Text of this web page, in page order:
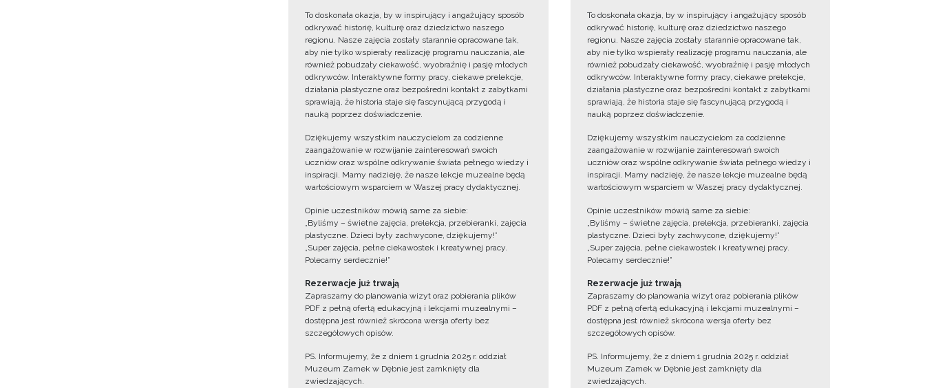
To doskonała okazja, by w inspirujący i angażujący sposób
odkrywać historię, kulturę oraz dziedzictwo naszego
regionu. Nasze zajęcia zostały starannie opracowane tak,
aby nie tylko wspierały realizację programu nauczania, ale
również pobudzały ciekawość, wyobraźnię i pasję młodych
odkrywców. Interaktywne formy pracy, ciekawe prelekcje,
działania plastyczne oraz bezpośredni kontakt z zabytkami
sprawiają, że historia staje się fascynującą przygodą i
nauką poprzez doświadczenie.
Dziękujemy wszystkim nauczycielom za codzienne
zaangażowanie w rozwijanie zainteresowań swoich
uczniów oraz wspólne odkrywanie świata pełnego wiedzy i
inspiracji. Mamy nadzieję, że nasze lekcje muzealne będą
wartościowym wsparciem w Waszej pracy dydaktycznej.
Opinie uczestników mówią same za siebie:
„Byliśmy – świetne zajęcia, prelekcja, przebieranki, zajęcia
plastyczne. Dzieci były zachwycone, dziękujemy!”
„Super zajęcia, pełne ciekawostek i kreatywnej pracy.
Polecamy serdecznie!”
Rezerwacje już trwają
Zapraszamy do planowania wizyt oraz pobierania plików
PDF z pełną ofertą edukacyjną i lekcjami muzealnymi –
dostępna jest również skrócona wersja oferty bez
szczegółowych opisów.
PS. Informujemy, że z dniem 1 grudnia 2025 r. oddział
Muzeum Zamek w Dębnie jest zamknięty dla
zwiedzających.
To doskonała okazja, by w inspirujący i angażujący sposób
odkrywać historię, kulturę oraz dziedzictwo naszego
regionu. Nasze zajęcia zostały starannie opracowane tak,
aby nie tylko wspierały realizację programu nauczania, ale
również pobudzały ciekawość, wyobraźnię i pasję młodych
odkrywców. Interaktywne formy pracy, ciekawe prelekcje,
działania plastyczne oraz bezpośredni kontakt z zabytkami
sprawiają, że historia staje się fascynującą przygodą i
nauką poprzez doświadczenie.
Dziękujemy wszystkim nauczycielom za codzienne
zaangażowanie w rozwijanie zainteresowań swoich
uczniów oraz wspólne odkrywanie świata pełnego wiedzy i
inspiracji. Mamy nadzieję, że nasze lekcje muzealne będą
wartościowym wsparciem w Waszej pracy dydaktycznej.
Opinie uczestników mówią same za siebie:
„Byliśmy – świetne zajęcia, prelekcja, przebieranki, zajęcia
plastyczne. Dzieci były zachwycone, dziękujemy!”
„Super zajęcia, pełne ciekawostek i kreatywnej pracy.
Polecamy serdecznie!”
Rezerwacje już trwają
Zapraszamy do planowania wizyt oraz pobierania plików
PDF z pełną ofertą edukacyjną i lekcjami muzealnymi –
dostępna jest również skrócona wersja oferty bez
szczegółowych opisów.
PS. Informujemy, że z dniem 1 grudnia 2025 r. oddział
Muzeum Zamek w Dębnie jest zamknięty dla
zwiedzających.